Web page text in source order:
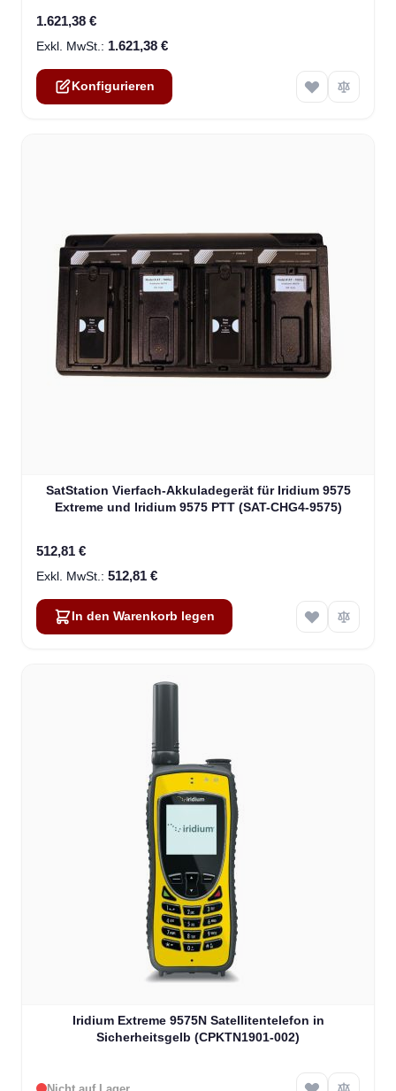
1.621,38 €
1.621,38 €
Konfigurieren
SatStation Vierfach-Akkuladegerät für Iridium 9575
Extreme und Iridium 9575 PTT (SAT-CHG4-9575)
512,81 €
512,81 €
In den Warenkorb legen
Iridium Extreme 9575N Satellitentelefon in
Sicherheitsgelb (CPKTN1901-002)